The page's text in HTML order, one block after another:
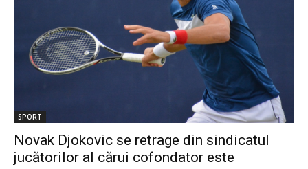
SPORT
Novak Djokovic se retrage din sindicatul
jucătorilor al cărui cofondator este